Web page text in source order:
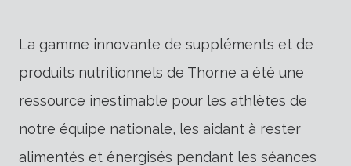
La gamme innovante de suppléments et de
produits nutritionnels de Thorne a été une
ressource inestimable pour les athlètes de
notre équipe nationale, les aidant à rester
alimentés et énergisés pendant les séances